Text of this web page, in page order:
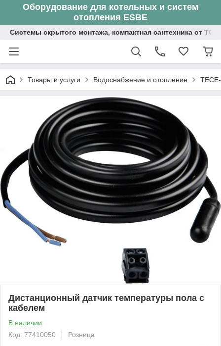
Оборудование для котельных и систем
отопления ESBE
Системы скрытого монтажа, компактная сантехника от
Товары и услуги Водоснабжение и отопление
Дистанционный датчик температуры пола с
кабелем
В наличии
Код: 77410050
Розница